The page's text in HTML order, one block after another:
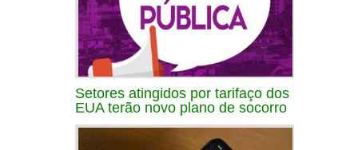
Setores atingidos por tarifaço dos
EUA terão novo plano de socorro